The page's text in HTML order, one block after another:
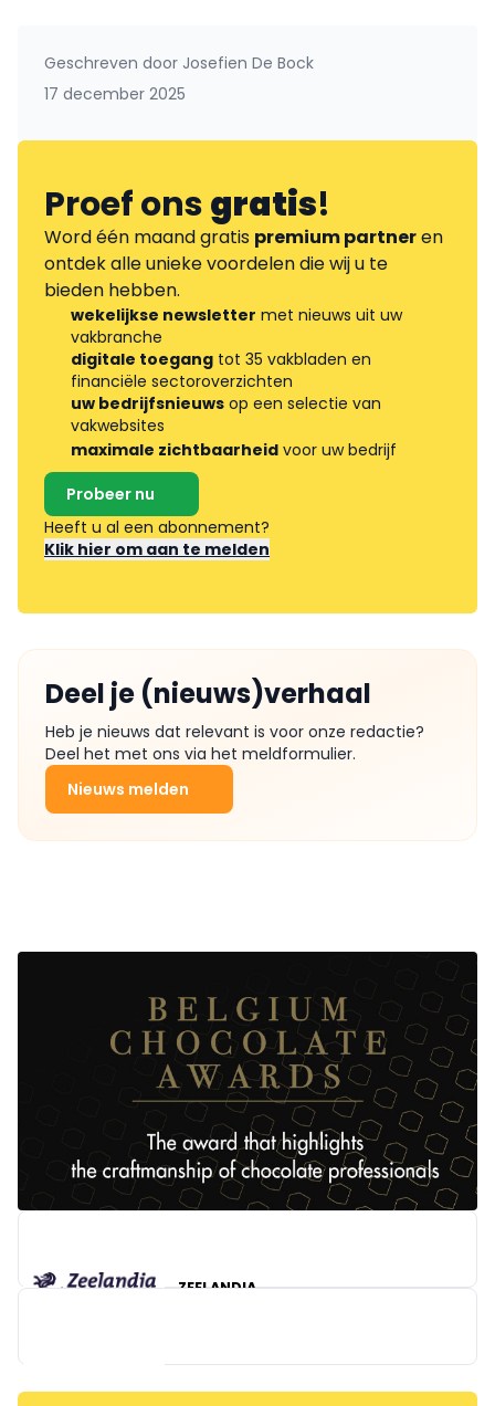
Geschreven door Josefien De Bock
17 december 2025
Proef onsgratis!
Word één maand gratis premium partneren
ontdek alle unieke voordelen die wij u te
bieden hebben.
wekelijkse newsletter met nieuws uit uw
vakbranche
digitale toegang tot 35 vakbladen en
financiële sectoroverzichten
uw bedrijfsnieuws op een selectie van
vakwebsites
maximale zichtbaarheid voor uw bedrijf
Probeer nu
Heeft u al een abonnement?
Klik hier om aan te melden
Deel je (nieuws)verhaal
Heb je nieuws dat relevant is voor onze redactie?
Deel het met ons via het meldformulier.
Nieuws melden
ZEELANDIA